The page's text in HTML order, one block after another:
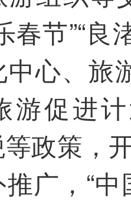
春节”“
中心、旅
游促进
政策，
广，“中